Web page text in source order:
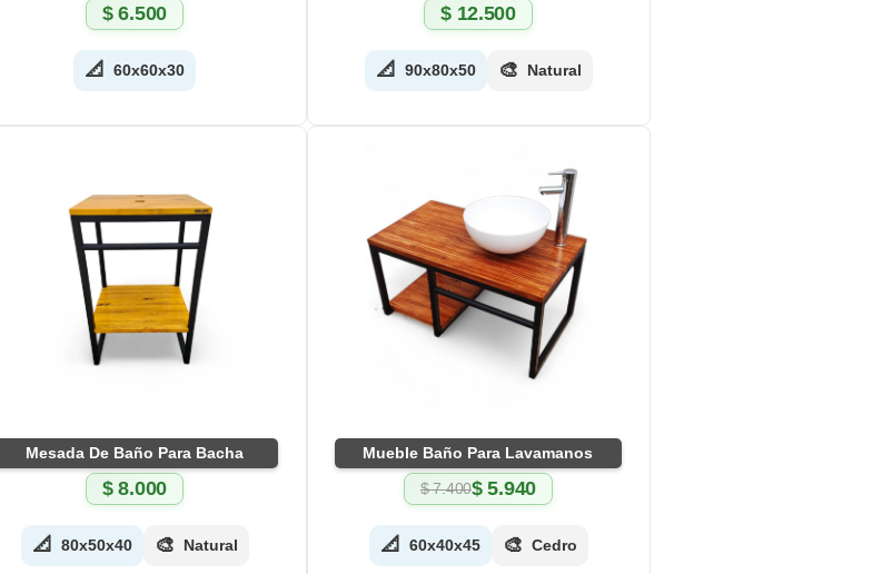
$6.500
📐 60x60x30
$12.500
📐 90x80x50 🎨 Natural
Mesada De Baño Para Bacha
$8.000
📐 80x50x40 🎨 Natural
Mueble Baño Para Lavamanos
$7.400 El
original
era:
$5.940
El
actual
es:
📐 60x40x45 🎨 Cedro